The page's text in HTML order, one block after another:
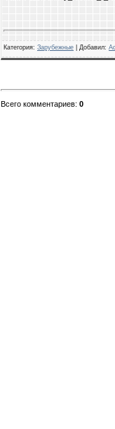
Категория: Зарубежные | Добавил:
Всего комментариев: 0